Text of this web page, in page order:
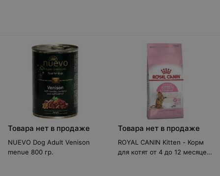
Товара нет в продаже
NUEVO Dog Adult Venison
menue 800 гр.
Товара нет в продаже
ROYAL CANIN Kitten - Корм
для котят от 4 до 12 месяцев